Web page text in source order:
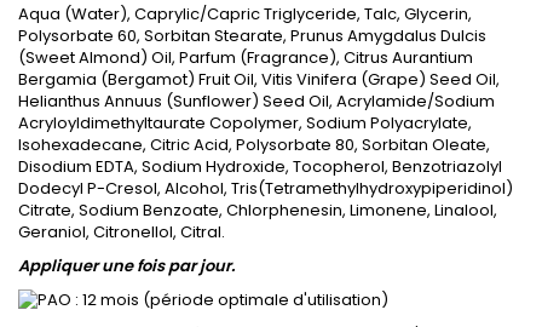
Aqua (Water), Caprylic/Capric Triglyceride, Talc, Glycerin,
Polysorbate 60, Sorbitan Stearate, Prunus Amygdalus Dulcis
(Sweet Almond) Oil, Parfum (Fragrance), Citrus Aurantium
Bergamia (Bergamot) Fruit Oil, Vitis Vinifera (Grape) Seed Oil,
Helianthus Annuus (Sunflower) Seed Oil, Acrylamide/Sodium
Acryloyldimethyltaurate Copolymer, Sodium Polyacrylate,
Isohexadecane, Citric Acid, Polysorbate 80, Sorbitan Oleate,
Disodium EDTA, Sodium Hydroxide, Tocopherol, Benzotriazolyl
Dodecyl P-Cresol, Alcohol, Tris(Tetramethylhydroxypiperidinol)
Citrate, Sodium Benzoate, Chlorphenesin, Limonene, Linalool,
Geraniol, Citronellol, Citral.
Appliquer une fois par jour.
: 12 mois (période optimale d'utilisation)